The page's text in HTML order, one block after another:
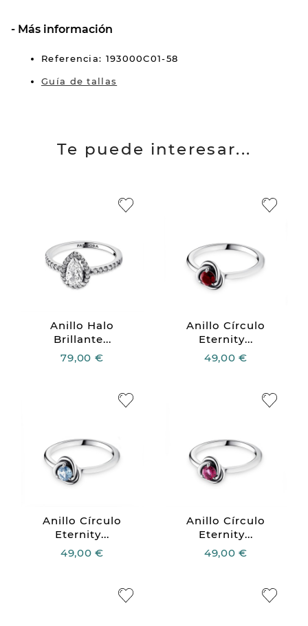
Más información
Referencia: 193000C01-58
Guía de tallas
Te puede interesar...
Anillo Halo
Brillante...
79,00 €
Anillo Círculo
Eternity...
49,00 €
Anillo Círculo
Eternity...
49,00 €
Anillo Círculo
Eternity...
49,00 €